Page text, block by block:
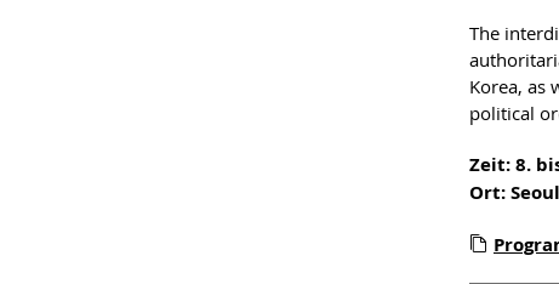
The
Korea, as
political
Zeit: 8.
Ort: